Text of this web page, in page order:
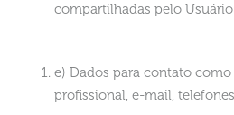
compartilhadas pelo
e) Dados para contato
profissional, e-mail,